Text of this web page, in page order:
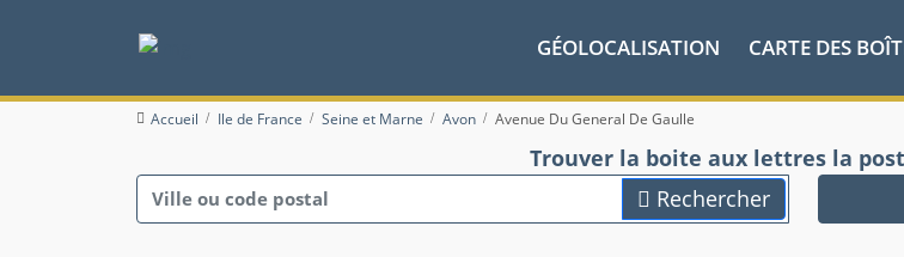
GÉOLOCALISATION CARTE DES
Accueil Ile de France Seine et Marne Avon Avenue Du General De Gaulle
Trouver la boite aux lettres la
Rechercher